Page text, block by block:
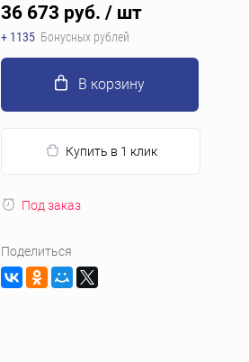
36 673 руб. / шт
+ 1135 Бонусных рублей
В корзину
Купить в 1 клик
Под заказ
Поделиться